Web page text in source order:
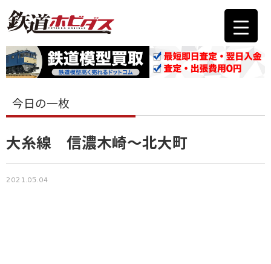
今日の一枚
大糸線 信濃木崎～北大町
2021.05.04